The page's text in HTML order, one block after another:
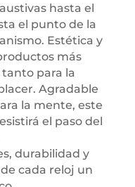
CHRONO
CON
DE CUERDA
BIDIRECCIONAL
hasta el
el punto de la
Estética y
más
para la
Agradable
la mente, este
el paso del
durabilidad y
cada reloj un